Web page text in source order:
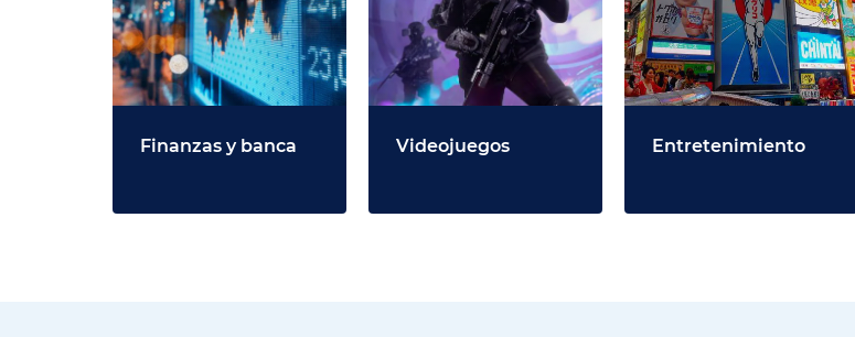
Finanzas y banca Videojuegos Entretenimiento